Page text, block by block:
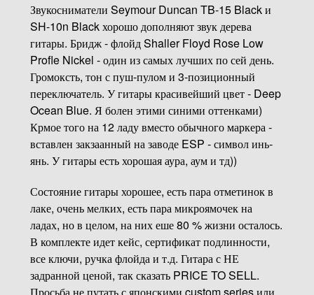
Звукосниматели Seymour Duncan TB-15 Black и
SH-10n Black хорошо дополняют звук дерева
гитары. Бридж - флойд Shaller Floyd Rose Low
Profle Nickel - один из самых лучших по сей день.
Громоксть, тон с пуш-пулом и 3-позиционный
переключатель. У гитары красивейший цвет - Deep
Ocean Blue. Я болен этими синими оттенками)
Крмое того на 12 ладу вместо обычного маркера -
вставлен закзаанный на заводе ESP - символ инь-
янь. У гитары есть хорошая аура, аум и тд))
Состояние гитары хорошее, есть пара отметинок в
лаке, очень мелких, есть пара микроямочек на
ладах, но в целом, на них еше 80 % жизни осталось.
В комплекте идет кейс, сертификат подлинности,
все ключи, ручка флойда и т.д. Гитара с НЕ
задранной ценой, так сказать PRICE TO SELL.
Просьба не путать с японскими custom series или